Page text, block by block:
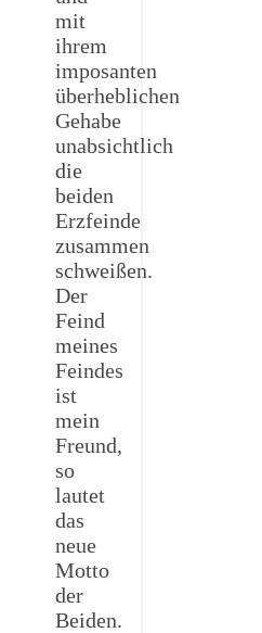
mit
ihrem
imposanten
überheblichen
Gehabe
unabsichtlich
die
beiden
Erzfeinde
zusammen
schweißen.
Der
Feind
meines
Feindes
ist
mein
Freund,
so
lautet
das
neue
Motto
der
Beiden.